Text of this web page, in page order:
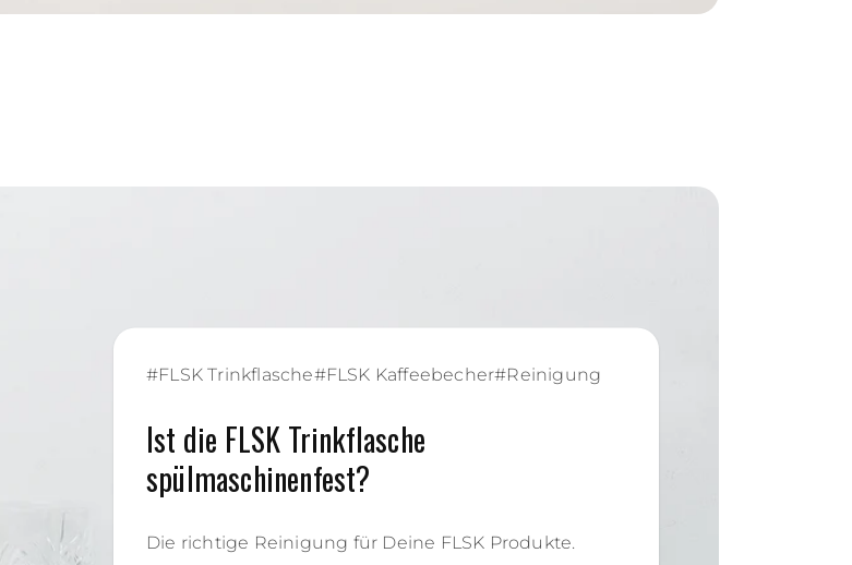
#FLSK Kaffeebecher
#FLSK Trinkflasche #Reinigung
Ist die FLSK Trinkflasche
spülmaschinenfest?
Die richtige Reinigung für Deine FLSK Produkte.